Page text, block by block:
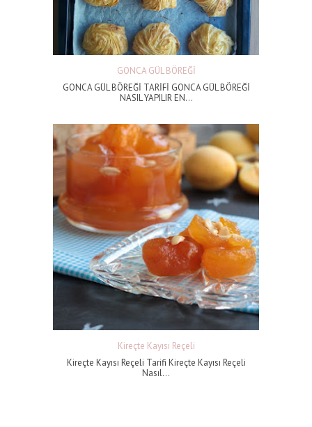
GONCA GÜL BÖREĞİ
GONCA GÜL BÖREĞİ TARİFİ GONCA GÜL BÖREĞİ
NASIL YAPILIR EN...
Kireçte Kayısı Reçeli
Kireçte Kayısı Reçeli Tarifi Kireçte Kayısı Reçeli
Nasıl...